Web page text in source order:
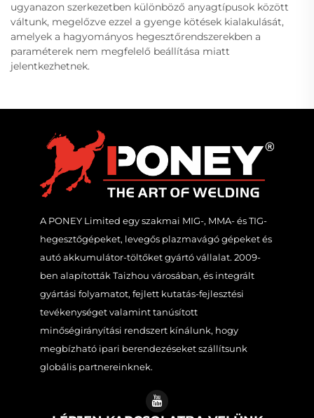
ugyanazon szerkezetben különböző anyagtípusok között
váltunk, megelőzve ezzel a gyenge kötések kialakulását,
amelyek a hagyományos hegesztőrendszerekben a
paraméterek nem megfelelő beállítása miatt
jelentkezhetnek.
A PONEY Limited egy szakmai MIG-, MMA- és TIG-
hegesztőgépeket, levegős plazmavágó gépeket és
autó akkumulátor-töltőket gyártó vállalat. 2009-
ben alapították Taizhou városában, és integrált
gyártási folyamatot, fejlett kutatás-fejlesztési
tevékenységet valamint tanúsított
minőségirányítási rendszert kínálunk, hogy
megbízható ipari berendezéseket szállítsunk
globális partnereinknek.